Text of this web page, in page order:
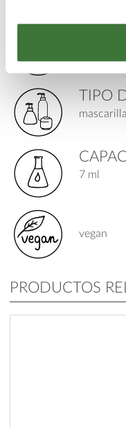
TIPO
7 ml
vegan
PRODUCTOS